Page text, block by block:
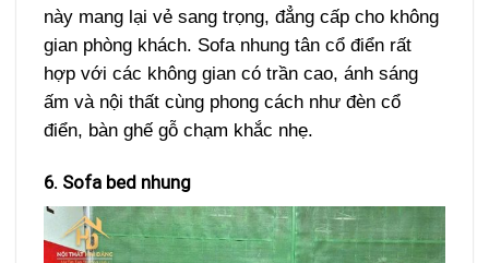
này mang lại vẻ sang trọng, đẳng cấp cho không
gian phòng khách. Sofa nhung tân cổ điển rất
hợp với các không gian có trần cao, ánh sáng
ấm và nội thất cùng phong cách như đèn cổ
điển, bàn ghế gỗ chạm khắc nhẹ.
6. Sofa bed nhung